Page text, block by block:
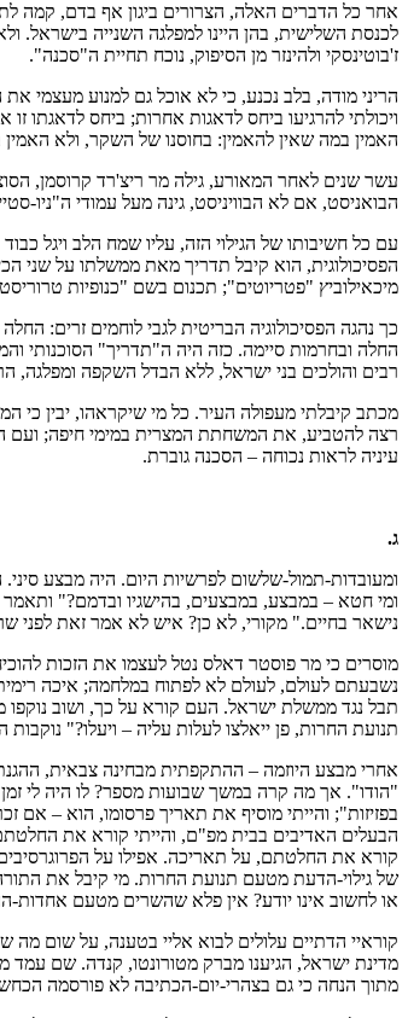
אחר כל הדברים האלה, הצרורים ביגון אף בדם, קמה
לכנסת השלישית, בהן היינו למפלגה השנייה בישראל.
ז'בוטינסקי ולהינזר מן הסיפוק, נוכח תחיית ה"סכנה".
הריני מודה, בלב נכנע, כי לא אוכל גם למנוע מעצמי
ויכולתי להרגיעו ביחס לדאגות אחרות; ביחס
האמין במה שאין להאמין: בחוסנו של השקר, ולא
עשר שנים לאחר המאורע, גילה מר ריצ'רד קרוסמן,
הבואניסט, אם לא הבוויניסט, גינה מעל עמודי ה"ניו-
עם כל חשיבותו של הגילוי הזה, עליו שמח הלב ויגל
הפסיכולוגית, הוא קיבל תדריך מאת ממשלתו על שני
מיכאילוביץ "פטריוטים"; תכנום בשם "כנופיות
כך נהגה הפסיכולוגיה הבריטית לגבי לוחמים זרים:
החלה ובחרמות סיימה. כזה היה ה"תדריך" הסוכנותי
רבים והולכים בני ישראל, ללא הבדל השקפה ומפלגה,
מכתב קיבלתי מעפולה העיר. כל מי שיקראהו, יבין כי
רצה להטביע, את המשחתת המצרית במימי חיפה; ועם
עיניה לראות נכוחה – הסכנה גוברת.
ג.
ומעובדות-תמול-שלשום לפרשיות היום. היה מבצע
ומי חטא – במבצע, במבצעים, בהישגיו ובדמם?" ותאמר
נישאר בחיים." מקורי, לא כן? איש לא אמר זאת לפני
מוסרים כי מר פוסטר דאלס נטל לעצמו את הזכות
נשבעתם לעולם, לעולם לא לפתוח במלחמה; איכה
תבל נגד ממשלת ישראל. העם קורא על כך, ושוב נוקפו
תנועת החרות, פן ייאלצו לעלות עליה – ויעלו?"
אחרי מבצע היוזמה – ההתקפתית מבחינה צבאית,
"הודו". אך מה קרה במשך שבועות מספר? לו היה לי
הבעלים האדיבים בבית מפ"ם, והייתי קורא את
קורא את החלטתם, על תאריכה. אפילו על
של גילוי-הדעת מטעם תנועת החרות. מי קיבל את
או לחשוב אינו יודע? אין פלא שהשרים מטעם
קוראיי הדתיים עלולים לבוא אליי בטענה, על שום
מדינת ישראל, הגיענו מברק מטורונטו, קנדה. שם
מתוך הנחה כי גם בצהרי-יום-הכתיבה לא פורסמה